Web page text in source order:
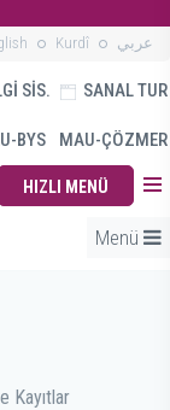
Kurdî عربي
SİS. SANAL TUR
BYS MAU-ÇÖZMER
HIZLI MENÜ
Menü
Kayıtlar